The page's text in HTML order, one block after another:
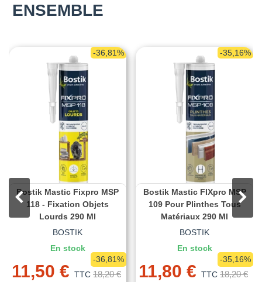
ENSEMBLE
-36,81%
Bostik Mastic Fixpro MSP
118 - Fixation Objets
Lourds 290 Ml
BOSTIK
En stock
11,50 € TTC 18,20 €
-36,81%
-35,16%
Bostik Mastic FIXpro MSP
109 Pour Plinthes Tous
Matériaux 290 Ml
BOSTIK
En stock
11,80 € TTC 18,20 €
-35,16%